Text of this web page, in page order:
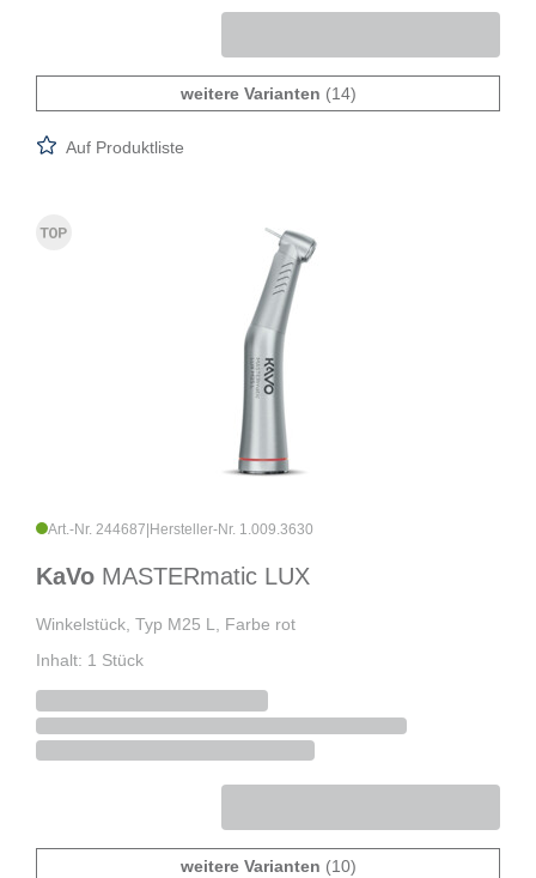
weitere Varianten (14)
Auf Produktliste
Art.-Nr. 244687 Hersteller-Nr. 1.009.3630
KaVo MASTERmatic LUX
Winkelstück, Typ M25 L, Farbe rot
Inhalt: 1 Stück
weitere Varianten (10)